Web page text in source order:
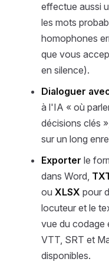
effectue aussi
les mots
homophones
que vous
en silence).
Dialoguer
à l'IA « où
décisions clés
sur un long
Exporter le
dans Word,
ouXLSX pour
locuteur et le
vue du codage
VTT, SRT et
disponibles.